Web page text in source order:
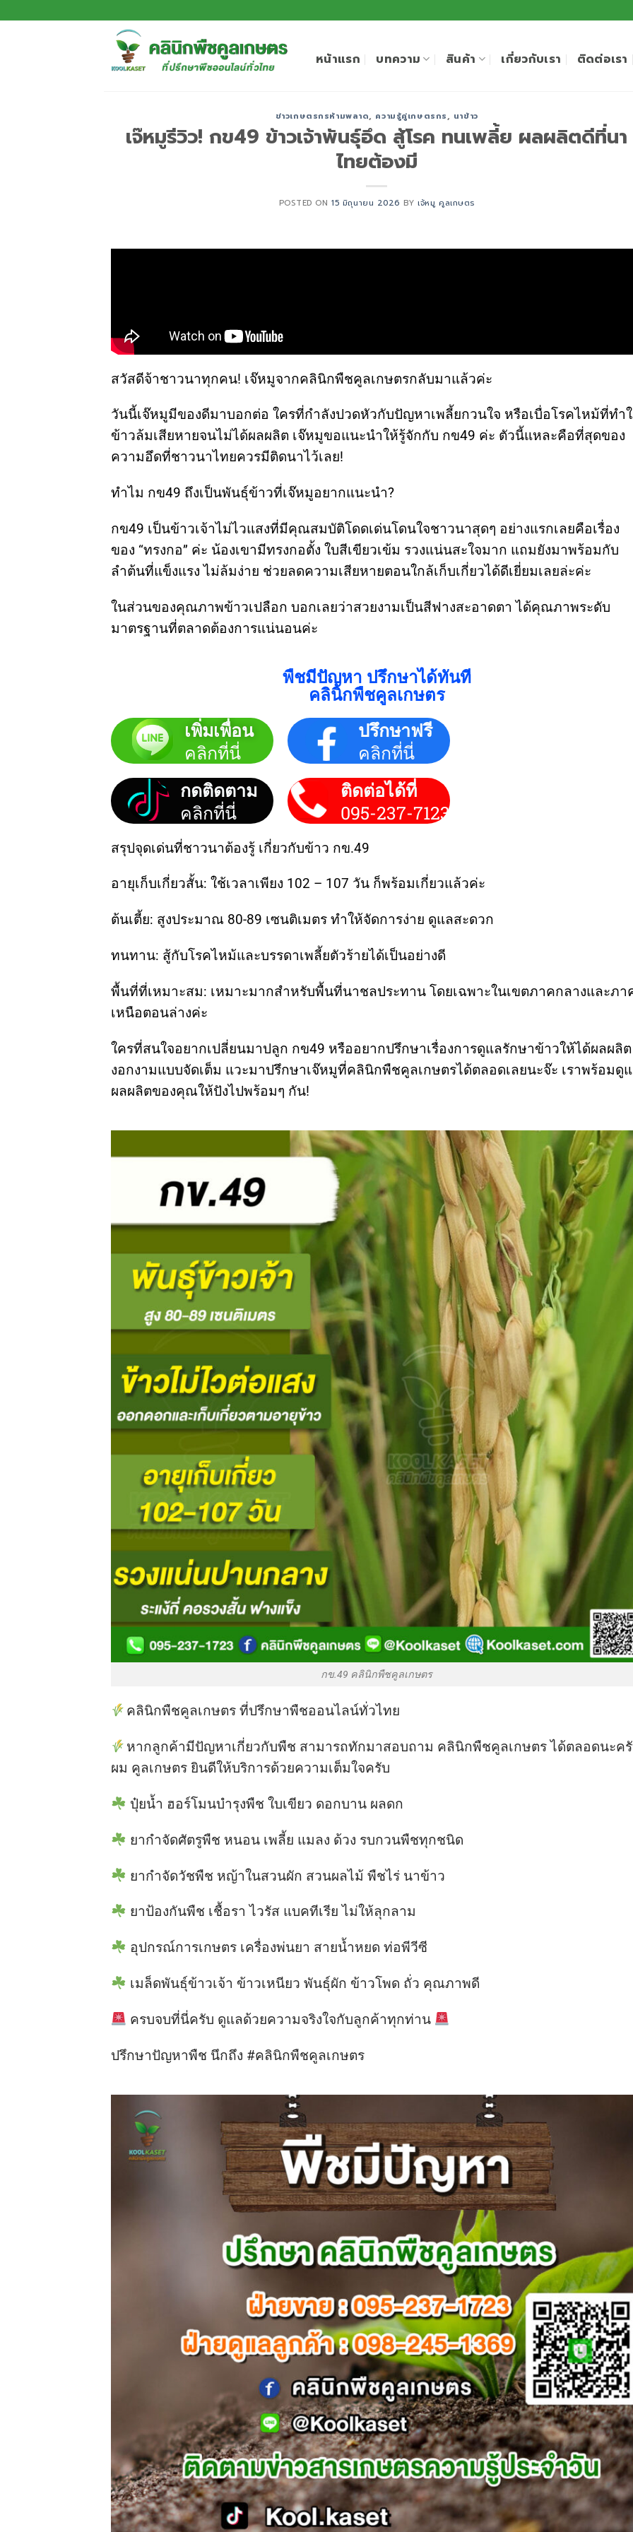
หน้าแรก บทความ สินค้า เกี่ยวกับเรา ติดต่อเรา
ข่าวเกษตรกรห้ามพลาด, ความรู้คู่เกษตรกร, นาข้าว
เจ๊หมูรีวิว! กข49 ข้าวเจ้าพันธุ์อึด สู้โรค ทนเพลี้ย ผลผลิตดีที่นา
ไทยต้องมี
POSTED ON15 มิถุนายน 2026 BYเจ้หมู คูลเกษตร
สวัสดีจ้าชาวนาทุกคน! เจ๊หมูจากคลินิกพืชคูลเกษตรกลับมาแล้วค่ะ
วันนี้เจ๊หมูมีของดีมาบอกต่อ ใครที่กำลังปวดหัวกับปัญหาเพลี้ยกวนใจ หรือเบื่อโรคไหม้ที่ทำ
ข้าวล้มเสียหายจนไม่ได้ผลผลิต เจ๊หมูขอแนะนำให้รู้จักกับ กข49 ค่ะ ตัวนี้แหละคือที่สุดของ
ความอึดที่ชาวนาไทยควรมีติดนาไว้เลย!
ทำไม กข49 ถึงเป็นพันธุ์ข้าวที่เจ๊หมูอยากแนะนำ?
กข49 เป็นข้าวเจ้าไม่ไวแสงที่มีคุณสมบัติโดดเด่นโดนใจชาวนาสุดๆ อย่างแรกเลยคือเรื่อง
ของ “ทรงกอ” ค่ะ น้องเขามีทรงกอตั้ง ใบสีเขียวเข้ม รวงแน่นสะใจมาก แถมยังมาพร้อมกับ
ลำต้นที่แข็งแรง ไม่ล้มง่าย ช่วยลดความเสียหายตอนใกล้เก็บเกี่ยวได้ดีเยี่ยมเลยล่ะค่ะ
ในส่วนของคุณภาพข้าวเปลือก บอกเลยว่าสวยงามเป็นสีฟางสะอาดตา ได้คุณภาพระดับ
มาตรฐานที่ตลาดต้องการแน่นอนค่ะ
พืชมีปัญหา ปรึกษาได้ทันที
คลินิกพืชคูลเกษตร
เพิ่มเพื่อน
คลิกที่นี่
ปรึกษาฟรี
คลิกที่นี่
กดติดตาม
คลิกที่นี่
ติดต่อได้ที่
095-237-7123
สรุปจุดเด่นที่ชาวนาต้องรู้ เกี่ยวกับข้าว กข.49
อายุเก็บเกี่ยวสั้น: ใช้เวลาเพียง 102 – 107 วัน ก็พร้อมเกี่ยวแล้วค่ะ
ต้นเตี้ย: สูงประมาณ 80-89 เซนติเมตร ทำให้จัดการง่าย ดูแลสะดวก
ทนทาน: สู้กับโรคไหม้และบรรดาเพลี้ยตัวร้ายได้เป็นอย่างดี
พื้นที่ที่เหมาะสม: เหมาะมากสำหรับพื้นที่นาชลประทาน โดยเฉพาะในเขตภาคกลางและภา
เหนือตอนล่างค่ะ
ใครที่สนใจอยากเปลี่ยนมาปลูก กข49 หรืออยากปรึกษาเรื่องการดูแลรักษาข้าวให้ได้ผลผลิต
งอกงามแบบจัดเต็ม แวะมาปรึกษาเจ๊หมูที่คลินิกพืชคูลเกษตรได้ตลอดเลยนะจ๊ะ เราพร้อมดู
ผลผลิตของคุณให้ปังไปพร้อมๆ กัน!
กข.49 คลินิกพืชคูลเกษตร
คลินิกพืชคูลเกษตร ที่ปรึกษาพืชออนไลน์ทั่วไทย
หากลูกค้ามีปัญหาเกี่ยวกับพืช สามารถทักมาสอบถาม คลินิกพืชคูลเกษตร ได้ตลอดนะค
ผม คูลเกษตร ยินดีให้บริการด้วยความเต็มใจครับ
ปุ๋ยน้ำ ฮอร์โมนบำรุงพืช ใบเขียว ดอกบาน ผลดก
ยากำจัดศัตรูพืช หนอน เพลี้ย แมลง ด้วง รบกวนพืชทุกชนิด
ยากำจัดวัชพืช หญ้าในสวนผัก สวนผลไม้ พืชไร่ นาข้าว
ยาป้องกันพืช เชื้อรา ไวรัส แบคทีเรีย ไม่ให้ลุกลาม
อุปกรณ์การเกษตร เครื่องพ่นยา สายน้ำหยด ท่อพีวีซี
เมล็ดพันธุ์ข้าวเจ้า ข้าวเหนียว พันธุ์ผัก ข้าวโพด ถั่ว คุณภาพดี
ครบจบที่นี่ครับ ดูแลด้วยความจริงใจกับลูกค้าทุกท่าน
ปรึกษาปัญหาพืช นึกถึง #คลินิกพืชคูลเกษตร